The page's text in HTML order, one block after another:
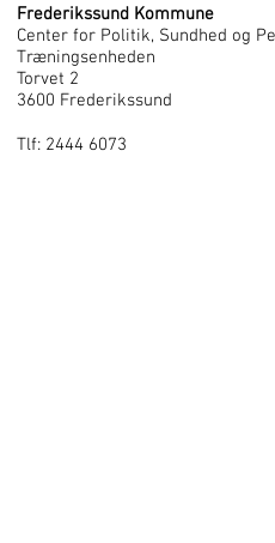
Frederikssund Kommune
Center for Politik, Sundhed og
Træningsenheden
Torvet 2
3600 Frederikssund
Tlf: 2444 6073